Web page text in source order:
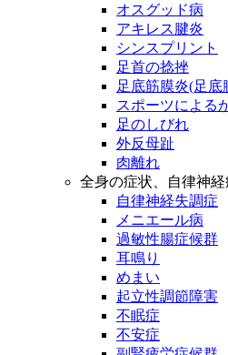
オスグッド病
アキレス腱炎
シンスプリント
足首の捻挫
足底筋膜炎(足底
スポーツによる
足のしびれ
外反母趾
肉離れ
全身の症状、自律神経
自律神経失調症
メニエール病
過敏性腸症候群
耳鳴り
めまい
起立性調節障害
不眠症
不安症